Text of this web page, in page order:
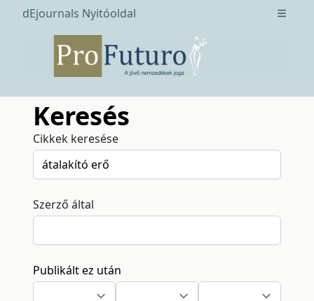
dEjournals Nyitóoldal Open
Keresés
Cikkek keresése
Szerző által
Publikált ez után